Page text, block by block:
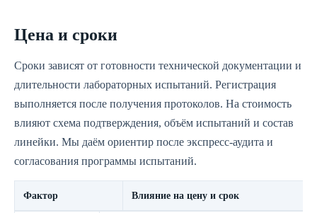
Цена и сроки
Сроки зависят от готовности технической документации и
длительности лабораторных испытаний. Регистрация
выполняется после получения протоколов. На стоимость
влияют схема подтверждения, объём испытаний и состав
линейки. Мы даём ориентир после экспресс‑аудита и
согласования программы испытаний.
Фактор Влияние на цену и срок